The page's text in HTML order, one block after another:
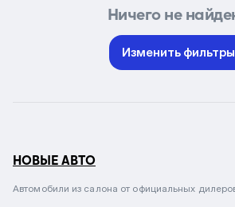
Ничего не
Изменить фильтры
НОВЫЕ АВТО
Автомобили из салона от официальных